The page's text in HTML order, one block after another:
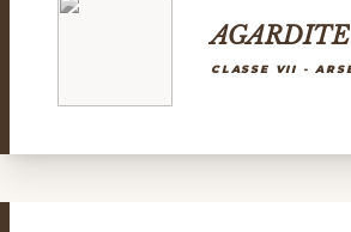
AGARDITE
CLASSE VII -